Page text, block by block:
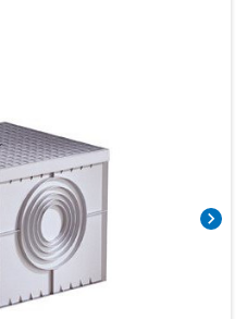
